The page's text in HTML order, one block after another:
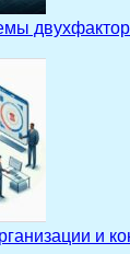
и